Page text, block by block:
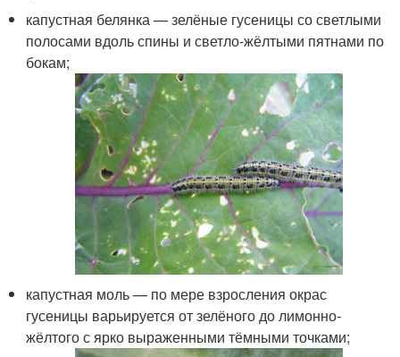
капустная белянка — зелёные гусеницы со светлыми
полосами вдоль спины и светло-жёлтыми пятнами по
бокам;
капустная моль — по мере взросления окрас
гусеницы варьируется от зелёного до лимонно-
жёлтого с ярко выраженными тёмными точками;